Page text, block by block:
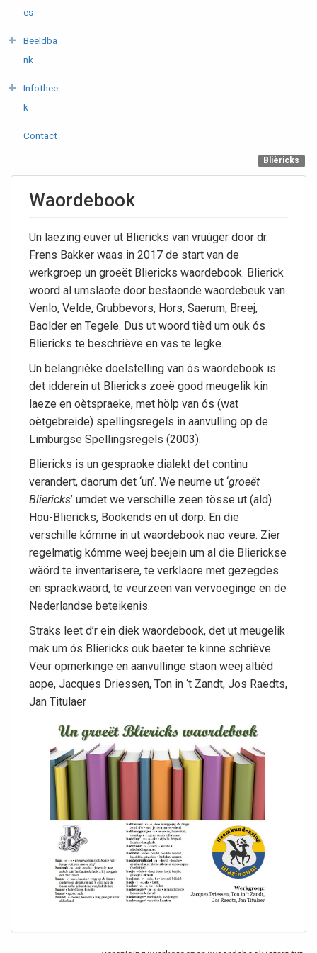
es
Beeldba
nk
Infothee
k
Contact
Blièricks
Waordebook
Un laezing euver ut Bliericks van vruùger door dr.
Frens Bakker waas in 2017 de start van de
werkgroep un groeët Bliericks waordebook. Blierick
woord al umslaote door bestaonde waordebeuk van
Venlo, Velde, Grubbevors, Hors, Saerum, Breej,
Baolder en Tegele. Dus ut woord tièd um ouk ós
Bliericks te beschriève en vas te legke.
Un belangrièke doelstelling van ós waordebook is
det idderein ut Bliericks zoeë good meugelik kin
laeze en oètspraeke, met hölp van ós (wat
oètgebreide) spellingsregels in aanvulling op de
Limburgse Spellingsregels (2003).
Bliericks is un gespraoke dialekt det continu
verandert, daorum det ‘un’. We neume ut ‘groeët
Bliericks’ umdet we verschille zeen tösse ut (ald)
Hou-Bliericks, Bookends en ut dörp. En die
verschille kómme in ut waordebook nao veure. Zier
regelmatig kómme weej beejein um al die Blierickse
wäörd te inventarisere, te verklaore met gezegdes
en spraekwäörd, te veurzeen van vervoeginge en de
Nederlandse beteikenis.
Straks leet d’r ein diek waordebook, det ut meugelik
mak um ós Bliericks ouk baeter te kinne schriève.
Veur opmerkinge en aanvullinge staon weej altièd
aope, Jacques Driessen, Ton in ‘t Zandt, Jos Raedts,
Jan Titulaer